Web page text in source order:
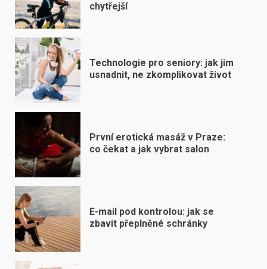
chytřejší
Technologie pro seniory: jak jim
usnadnit, ne zkomplikovat život
První erotická masáž v Praze:
co čekat a jak vybrat salon
E-mail pod kontrolou: jak se
zbavit přeplněné schránky